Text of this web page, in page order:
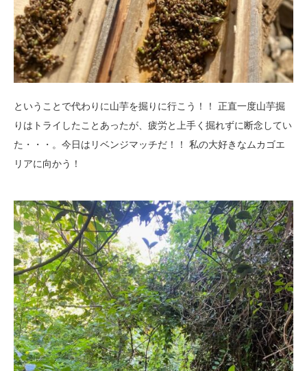
ということで代わりに山芋を掘りに行こう！！ 正直一度山芋掘
りはトライしたことあったが、疲労と上手く掘れずに断念してい
た・・・。今日はリベンジマッチだ！！ 私の大好きなムカゴエ
リアに向かう！